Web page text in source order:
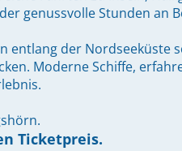
genussvolle Stunden an
der Nordseeküste
Moderne Schiffe,
Ticketpreis.